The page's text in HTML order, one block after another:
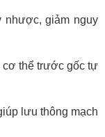
nhược, giảm nguy
cơ thể trước gốc tự
lưu thông mạch